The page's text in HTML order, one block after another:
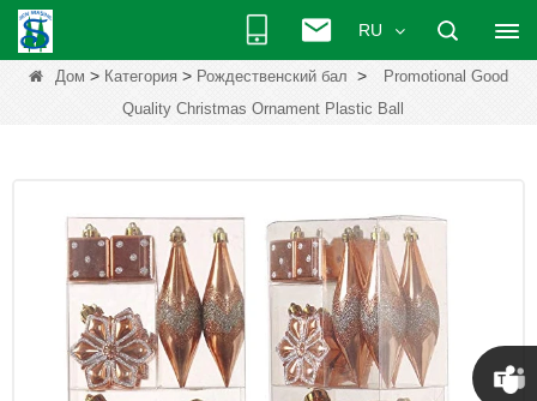
RU
Дом > Категория > Рождественский бал >
Promotional Good
Quality Christmas Ornament Plastic Ball